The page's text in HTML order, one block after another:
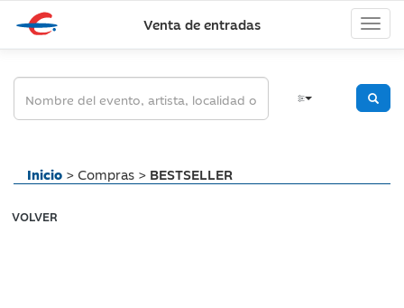
Venta de entradas
Inicio > Compras > BESTSELLER
VOLVER